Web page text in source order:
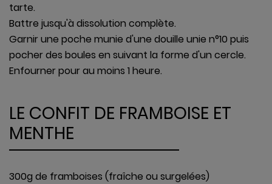
tarte.
Battre jusqu'à dissolution complète.
Garnir une poche munie d'une douille unie n°10 puis
pocher des boules en suivant la forme d'un cercle.
Enfourner pour au moins 1 heure.
LE CONFIT DE FRAMBOISE ET
MENTHE
300g de framboises (fraîche ou surgelées)